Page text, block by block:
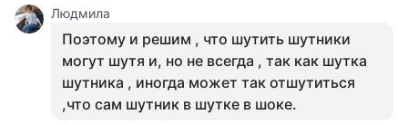
Людмила
Поэтому и решим , что шутить шутники
могут шутя и, но не всегда , так как шутка
шутника , иногда может так отшутиться
,что сам шутник в шутке в шоке.